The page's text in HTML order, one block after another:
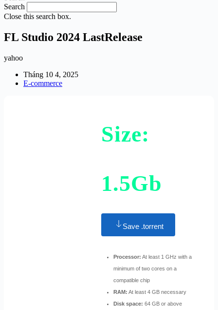
Search
Close this search box.
FL Studio 2024 LastRelease
yahoo
Tháng 10 4, 2025
E-commerce
Size:
1.5Gb
Save .torrent
Processor: At least 1 GHz with a
minimum of two cores on a
compatible chip
RAM: At least 4 GB necessary
Disk space: 64 GB or above